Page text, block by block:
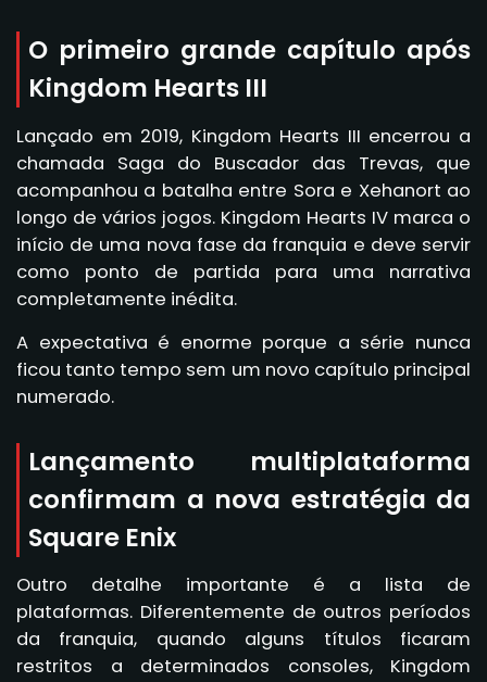
O primeiro grande capítulo após
Kingdom Hearts III
Lançado em 2019, Kingdom Hearts III encerrou a
chamada Saga do Buscador das Trevas, que
acompanhou a batalha entre Sora e Xehanort ao
longo de vários jogos. Kingdom Hearts IV marca o
início de uma nova fase da franquia e deve servir
como ponto de partida para uma narrativa
completamente inédita.
A expectativa é enorme porque a série nunca
ficou tanto tempo sem um novo capítulo principal
numerado.
Lançamento multiplataforma
confirmam a nova estratégia da
Square Enix
Outro detalhe importante é a lista de
plataformas. Diferentemente de outros períodos
da franquia, quando alguns títulos ficaram
restritos a determinados consoles, Kingdom